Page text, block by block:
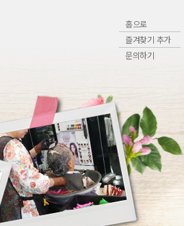
홈으로
즐겨찾기 추가
문의하기